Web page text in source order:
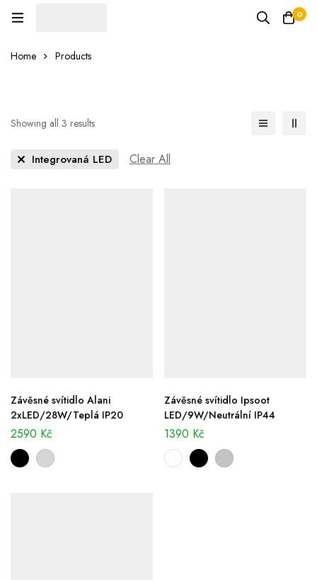
0
Home Products
Showing all 3 results
Integrovaná LED Clear All
Závěsné svítidlo Alani
2xLED/28W/Teplá IP20
2590 Kč
Závěsné svítidlo Ipsoot
LED/9W/Neutrální IP44
1390 Kč